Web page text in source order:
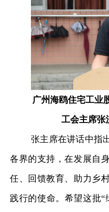
广州海鸥住宅工业
工会主席张
张主席在讲话中指
各界的支持，在发展自
任、回馈教育、助力乡
践行的使命。希望这批